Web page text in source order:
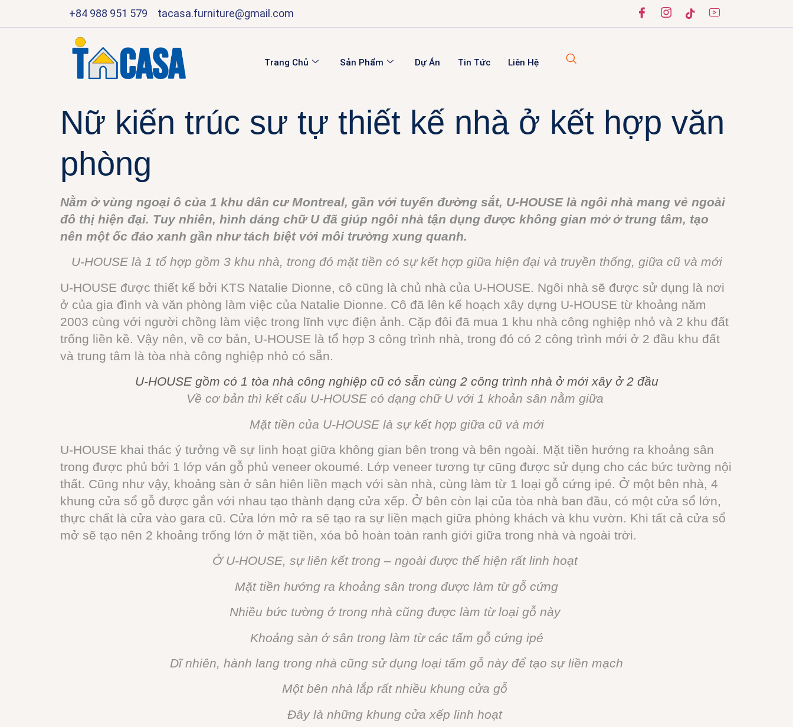
+84 988 951 579 tacasa.furniture@gmail.com
Trang Chủ Sản Phẩm Dự Án Tin Tức Liên Hệ
Nữ kiến trúc sư tự thiết kế nhà ở kết hợp văn
phòng
Nằm ở vùng ngoại ô của 1 khu dân cư Montreal, gần với tuyến đường sắt, U-HOUSE là ngôi nhà mang vẻ ngoài
đô thị hiện đại. Tuy nhiên, hình dáng chữ U đã giúp ngôi nhà tận dụng được không gian mở ở trung tâm, tạo
nên một ốc đảo xanh gần như tách biệt với môi trường xung quanh.
U-HOUSE là 1 tổ hợp gồm 3 khu nhà, trong đó mặt tiền có sự kết hợp giữa hiện đại và truyền thống, giữa cũ và mới
U-HOUSE được thiết kế bởi KTS Natalie Dionne, cô cũng là chủ nhà của U-HOUSE. Ngôi nhà sẽ được sử dụng là nơi
ở của gia đình và văn phòng làm việc của Natalie Dionne. Cô đã lên kế hoạch xây dựng U-HOUSE từ khoảng năm
2003 cùng với người chồng làm việc trong lĩnh vực điện ảnh. Cặp đôi đã mua 1 khu nhà công nghiệp nhỏ và 2 khu đất
trống liền kề. Vậy nên, về cơ bản, U-HOUSE là tổ hợp 3 công trình nhà, trong đó có 2 công trình mới ở 2 đầu khu đất
và trung tâm là tòa nhà công nghiệp nhỏ có sẵn.
U-HOUSE gồm có 1 tòa nhà công nghiệp cũ có sẵn cùng 2 công trình nhà ở mới xây ở 2 đầu
Về cơ bản thì kết cấu U-HOUSE có dạng chữ U với 1 khoản sân nằm giữa
Mặt tiền của U-HOUSE là sự kết hợp giữa cũ và mới
U-HOUSE khai thác ý tưởng về sự linh hoạt giữa không gian bên trong và bên ngoài. Mặt tiền hướng ra khoảng sân
trong được phủ bởi 1 lớp ván gỗ phủ veneer okoumé. Lớp veneer tương tự cũng được sử dụng cho các bức tường nội
thất. Cũng như vậy, khoảng sàn ở sân hiên liền mạch với sàn nhà, cùng làm từ 1 loại gỗ cứng ipé. Ở một bên nhà, 4
khung cửa sổ gỗ được gắn với nhau tạo thành dạng cửa xếp. Ở bên còn lại của tòa nhà ban đầu, có một cửa sổ lớn,
thực chất là cửa vào gara cũ. Cửa lớn mở ra sẽ tạo ra sự liền mạch giữa phòng khách và khu vườn. Khi tất cả cửa sổ
mở sẽ tạo nên 2 khoảng trống lớn ở mặt tiền, xóa bỏ hoàn toàn ranh giới giữa trong nhà và ngoài trời.
Ở U-HOUSE, sự liên kết trong – ngoài được thể hiện rất linh hoạt
Mặt tiền hướng ra khoảng sân trong được làm từ gỗ cứng
Nhiều bức tường ở trong nhà cũng được làm từ loại gỗ này
Khoảng sàn ở sân trong làm từ các tấm gỗ cứng ipé
Dĩ nhiên, hành lang trong nhà cũng sử dụng loại tấm gỗ này để tạo sự liền mạch
Một bên nhà lắp rất nhiều khung cửa gỗ
Đây là những khung cửa xếp linh hoạt